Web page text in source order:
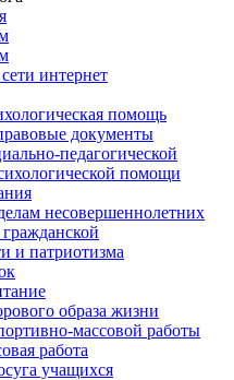
интернет
помощь
документы
педагогической
помощи
несовершеннолетних
и патриотизма
образа жизни
массовой работы
работа
учащихся